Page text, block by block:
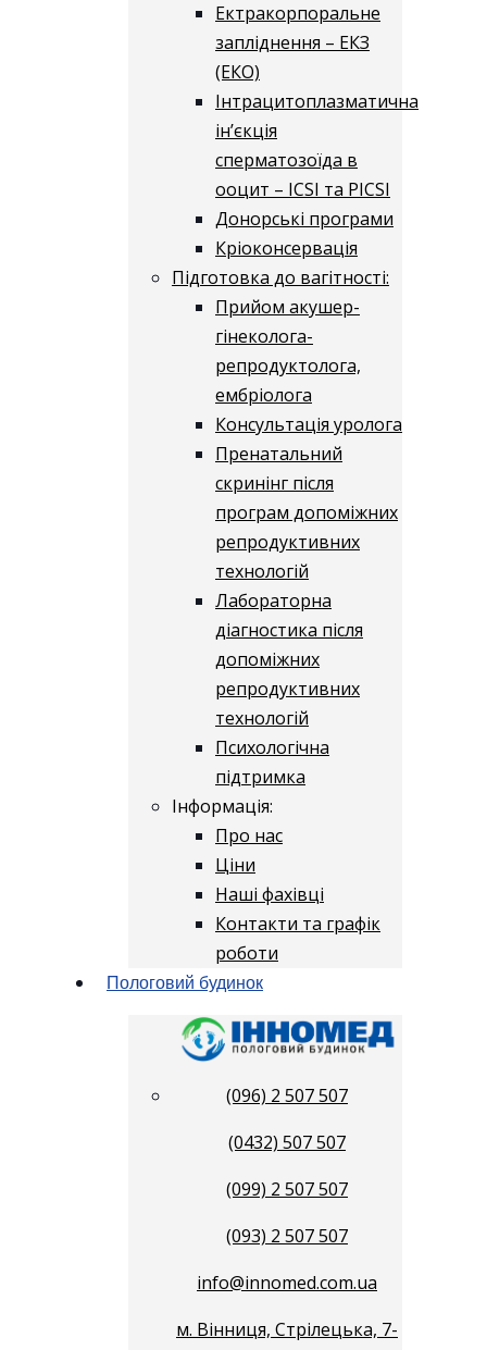
Ектракорпоральне
запліднення – ЕКЗ
(ЕКО)
Інтрацитоплазматична
ін’єкція
сперматозоїда в
ооцит – ICSI та PICSI
Донорські програми
Кріоконсервація
Підготовка до вагітності:
Прийом акушер-
гінеколога-
репродуктолога,
ембріолога
Консультація уролога
Пренатальний
скринінг після
програм допоміжних
репродуктивних
технологій
​​Лабораторна
діагностика після
допоміжних
репродуктивних
технологій
​​Психологічна
підтримка
Інформація:
Про нас
Ціни
Наші фахівці
Контакти та графік
роботи
Пологовий будинок
(096) 2 507 507
(0432) 507 507
(099) 2 507 507
(093) 2 507 507
info@innomed.com.ua
м. Вінниця, Стрілецька, 7-